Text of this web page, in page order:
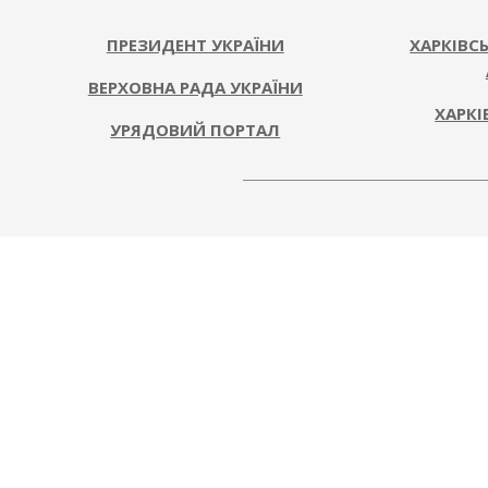
ПРЕЗИДЕНТ УКРАЇНИ
ВЕРХОВНА РАДА УКРАЇНИ
УРЯДОВИЙ ПОРТАЛ